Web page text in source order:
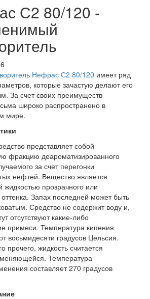
С2 80/120 -
Нефрас С2 80/120 имеет ряд
которые зачастую делают его
За счет своих преимуществ
широко распространено в
мире.
представляет собой
фракцию деароматизированного
за счет перегонки
нефтей. Вещество является
жидкостью прозрачного или
оттенка. Запах последней может быть
Средство не содержит воду и,
отсутствуют какие-либо
примеси. Температура кипения
восьмидесяти градусов Цельсия.
прочего, жидкость считается
Температура
составляет 270 градусов